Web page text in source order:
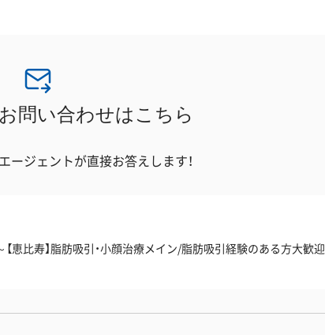
問い合わせはこちら
ージェントが直接お答えします！
恵比寿】脂肪吸引・小顔治療メイン/脂肪吸引経験のある方大歓迎